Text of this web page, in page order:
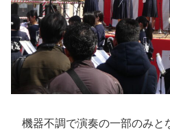
機器不調で演奏の一部のみと